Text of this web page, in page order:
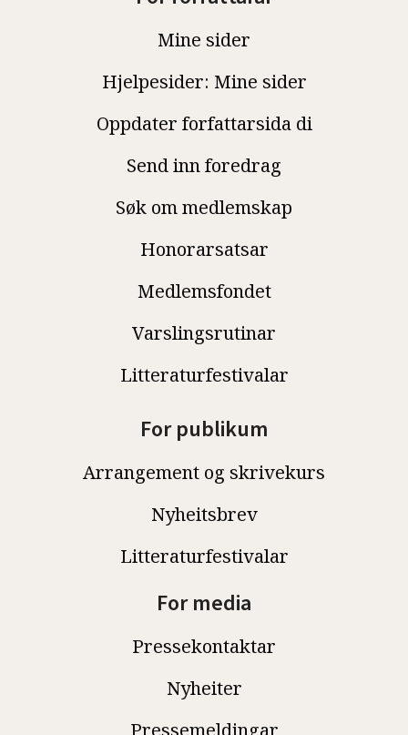
Mine sider
Hjelpesider: Mine sider
Oppdater forfattarsida di
Send inn foredrag
Søk om medlemskap
Honorarsatsar
Medlemsfondet
Varslingsrutinar
Litteraturfestivalar
For publikum
Arrangement og skrivekurs
Nyheitsbrev
Litteraturfestivalar
For media
Pressekontaktar
Nyheiter
Pressemeldingar